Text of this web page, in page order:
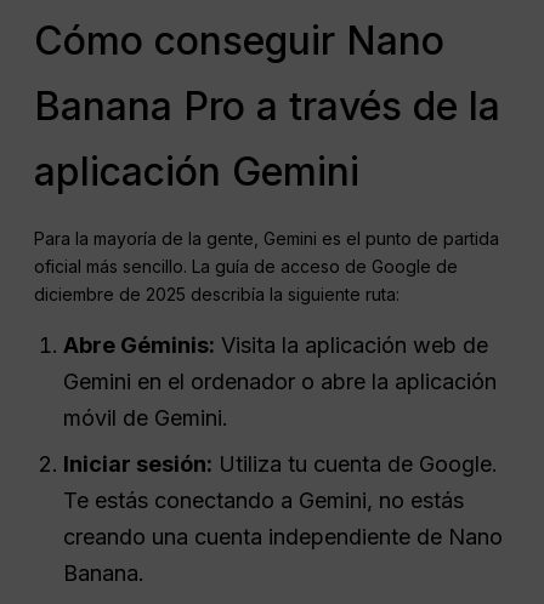
Cómo conseguir Nano
Banana Pro a través de la
aplicación Gemini
Para la mayoría de la gente, Gemini es el punto de partida
oficial más sencillo. La guía de acceso de Google de
diciembre de 2025 describía la siguiente ruta:
Abre Géminis: Visita la aplicación web de
Gemini en el ordenador o abre la aplicación
móvil de Gemini.
Iniciar sesión: Utiliza tu cuenta de Google.
Te estás conectando a Gemini, no estás
creando una cuenta independiente de Nano
Banana.